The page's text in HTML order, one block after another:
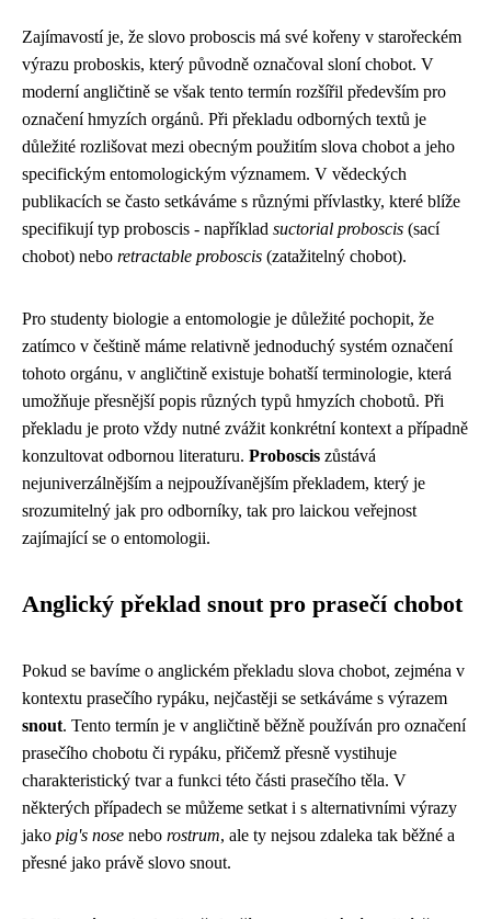
Zajímavostí je, že slovo proboscis má své kořeny v starořeckém
výrazu proboskis, který původně označoval sloní chobot. V
moderní angličtině se však tento termín rozšířil především pro
označení hmyzích orgánů. Při překladu odborných textů je
důležité rozlišovat mezi obecným použitím slova chobot a jeho
specifickým entomologickým významem. V vědeckých
publikacích se často setkáváme s různými přívlastky, které blíže
specifikují typ proboscis - například suctorial proboscis (sací
chobot) nebo retractable proboscis (zatažitelný chobot).
Pro studenty biologie a entomologie je důležité pochopit, že
zatímco v češtině máme relativně jednoduchý systém označení
tohoto orgánu, v angličtině existuje bohatší terminologie, která
umožňuje přesnější popis různých typů hmyzích chobotů. Při
překladu je proto vždy nutné zvážit konkrétní kontext a případně
konzultovat odbornou literaturu. Proboscis zůstává
nejuniverzálnějším a nejpoužívanějším překladem, který je
srozumitelný jak pro odborníky, tak pro laickou veřejnost
zajímající se o entomologii.
Anglický překlad snout pro prasečí chobot
Pokud se bavíme o anglickém překladu slova chobot, zejména v
kontextu prasečího rypáku, nejčastěji se setkáváme s výrazem
snout. Tento termín je v angličtině běžně používán pro označení
prasečího chobotu či rypáku, přičemž přesně vystihuje
charakteristický tvar a funkci této části prasečího těla. V
některých případech se můžeme setkat i s alternativními výrazy
jako pig's nose nebo rostrum, ale ty nejsou zdaleka tak běžné a
přesné jako právě slovo snout.